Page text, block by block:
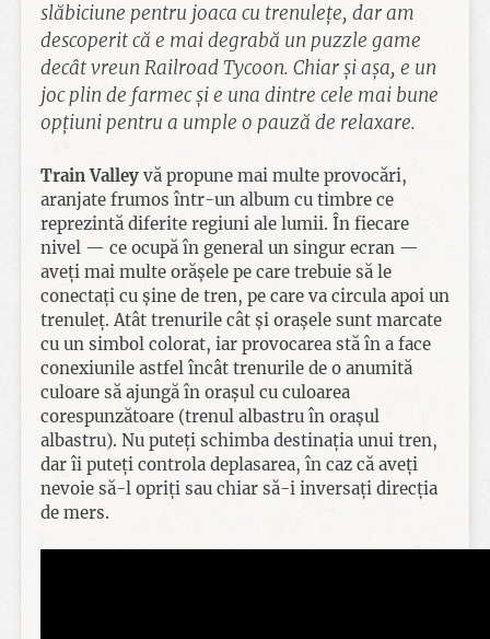
slăbiciune pentru joaca cu trenulețe, dar am
descoperit că e mai degrabă un puzzle game
decât vreun Railroad Tycoon. Chiar și așa, e un
joc plin de farmec și e una dintre cele mai bune
opțiuni pentru a umple o pauză de relaxare.
Train Valleyvă propune mai multe provocări,
aranjate frumos într-un album cu timbre ce
reprezintă diferite regiuni ale lumii. În fiecare
nivel — ce ocupă în general un singur ecran —
aveți mai multe orășele pe care trebuie să le
conectați cu șine de tren, pe care va circula apoi un
trenuleț. Atât trenurile cât și orașele sunt marcate
cu un simbol colorat, iar provocarea stă în a face
conexiunile astfel încât trenurile de o anumită
culoare să ajungă în orașul cu culoarea
corespunzătoare (trenul albastru în orașul
albastru). Nu puteți schimba destinația unui tren,
dar îi puteți controla deplasarea, în caz că aveți
nevoie să-l opriți sau chiar să-i inversați direcția
de mers.